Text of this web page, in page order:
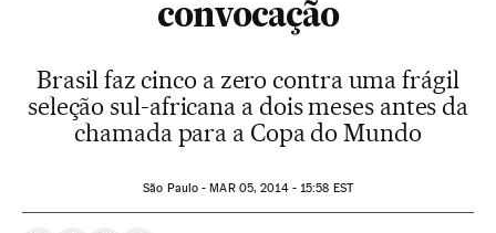
convocação
Brasil faz cinco a zero contra uma frágil
seleção sul-africana a dois meses antes da
chamada para a Copa do Mundo
São Paulo - MAR05, 2014 - 15:58 EST